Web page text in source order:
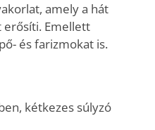
amely a hát
erősíti. Emellett
és farizmokat is.
kétkezes súlyzó